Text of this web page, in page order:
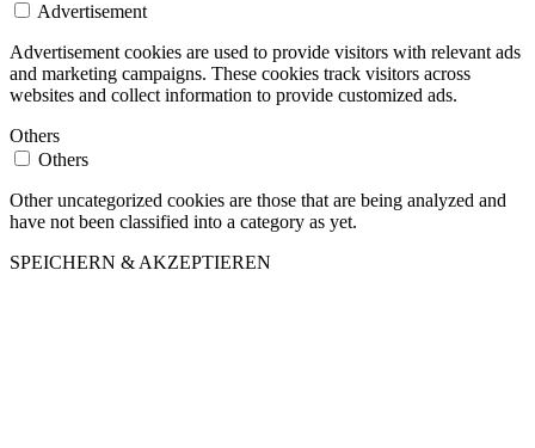
Advertisement
Advertisement cookies are used to provide visitors with relevant ads
and marketing campaigns. These cookies track visitors across
websites and collect information to provide customized ads.
Others
Others
Other uncategorized cookies are those that are being analyzed and
have not been classified into a category as yet.
SPEICHERN & AKZEPTIEREN